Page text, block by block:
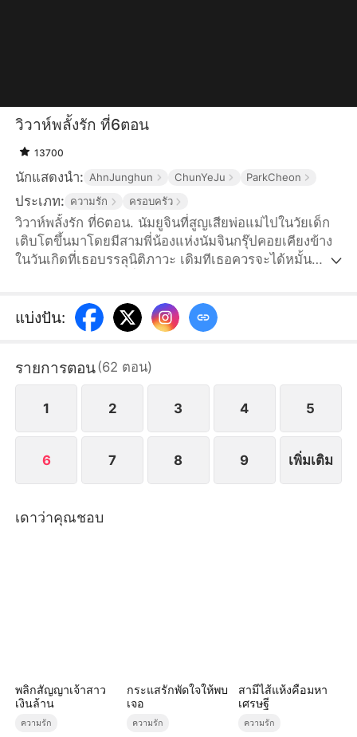
วิวาห์พลั้งรัก ที่6ตอน
13700
นักแสดงนำ: AhnJunghun ChunYeJu ParkCheon
ประเภท: ความรัก ครอบครัว
วิวาห์พลั้งรัก ที่6ตอน. นัมยูจินที่สูญเสียพ่อแม่ไปในวัยเด็ก
เติบโตขึ้นมาโดยมีสามพี่น้องแห่งนัมจินกรุ๊ปคอยเคียงข้าง
ในวันเกิดที่เธอบรรลุนิติภาวะ เดิมทีเธอควรจะได้หมั้น
ทำให้ยูจินค่อยๆ ถูกพี่ชายทั้งสามตีตัวออกห่างด้วยหัวใจที่
แหลกสลาย เธอจึงตัดสินใจแต่งงานแบบปุบปับกับฮาจีฮุน
ชายทั้งสามคิดว่ายูจินใช้คำโกหกเพื่อเรียกร้องความสนใจ
จนกระทั่งเธอจากไปตลอดกาล
แบ่งปัน:
รายการตอน(62 ตอน)
1 2 3 4 5
6 7 8 9 เพิ่มเติม
เดาว่าคุณชอบ
พลิกสัญญาเจ้าสาว
เงินล้าน
ความรัก
กระแสรักพัดใจให้พบ
เจอ
ความรัก
สามีไส้แห้งคือมหา
เศรษฐี
ความรัก